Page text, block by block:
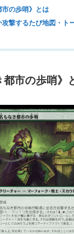
市の歩哨》とは
撃するたび地図・ト
都市の歩哨》